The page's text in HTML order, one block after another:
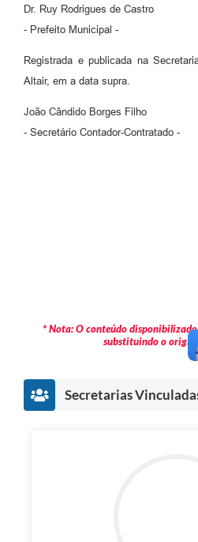
Dr. Ruy Rodrigues de Castro
- Prefeito Municipal -
Registrada e publicada na
Altair, em a data supra.
João Cândido Borges Filho
- Secretário Contador-Contratado -
* Nota: O conteúdo
substituindo o
Secretarias